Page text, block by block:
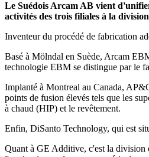
Le Suédois Arcam AB vient
activités des trois filiales à la
Inventeur du procédé de fabrication
Basé à Mölndal en Suède, Arcam
technologie EBM se distingue par le
Implanté à Montreal au Canada,
points de fusion élevés tels que les
à chaud (HIP) et le revêtement.
Enfin, DiSanto Technology, qui est
Quant à GE Additive, c'est la division